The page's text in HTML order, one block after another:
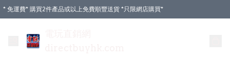
* 免運費* 購買2件產品或以上免費順豐送貨 *只限網店購買*